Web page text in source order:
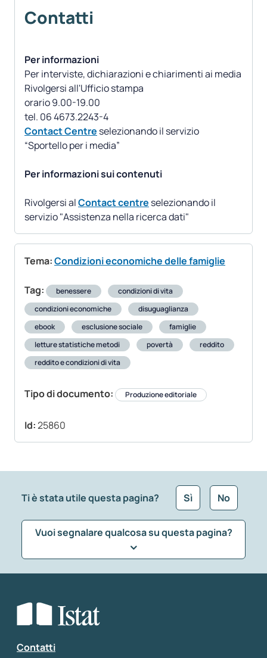
Contatti
Per informazioni
Per interviste, dichiarazioni e chiarimenti ai media
Rivolgersi all'Ufficio stampa
orario 9.00-19.00
Contact Centre selezionando il servizio
“Sportello per i media”
Per informazioni sui contenuti
Rivolgersi alContact centre selezionando il
servizio "Assistenza nella ricerca dati"
Tema:Condizioni economiche delle famiglie
Tag: benessere
condizioni di vita
condizioni economiche
disuguaglianza
ebook
esclusione sociale
famiglie
letture statistiche metodi
povertà
reddito
reddito e condizioni di vita
Tipo di documento: Produzione editoriale
Id:25860
Ti è stata utile questa pagina? Sì No
Vuoi segnalare qualcosa su questa pagina?
Seleziona la tipologia della segnalazione
Inserisci il tuo commento
Contatti